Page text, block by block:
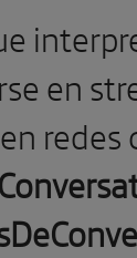
en
redes